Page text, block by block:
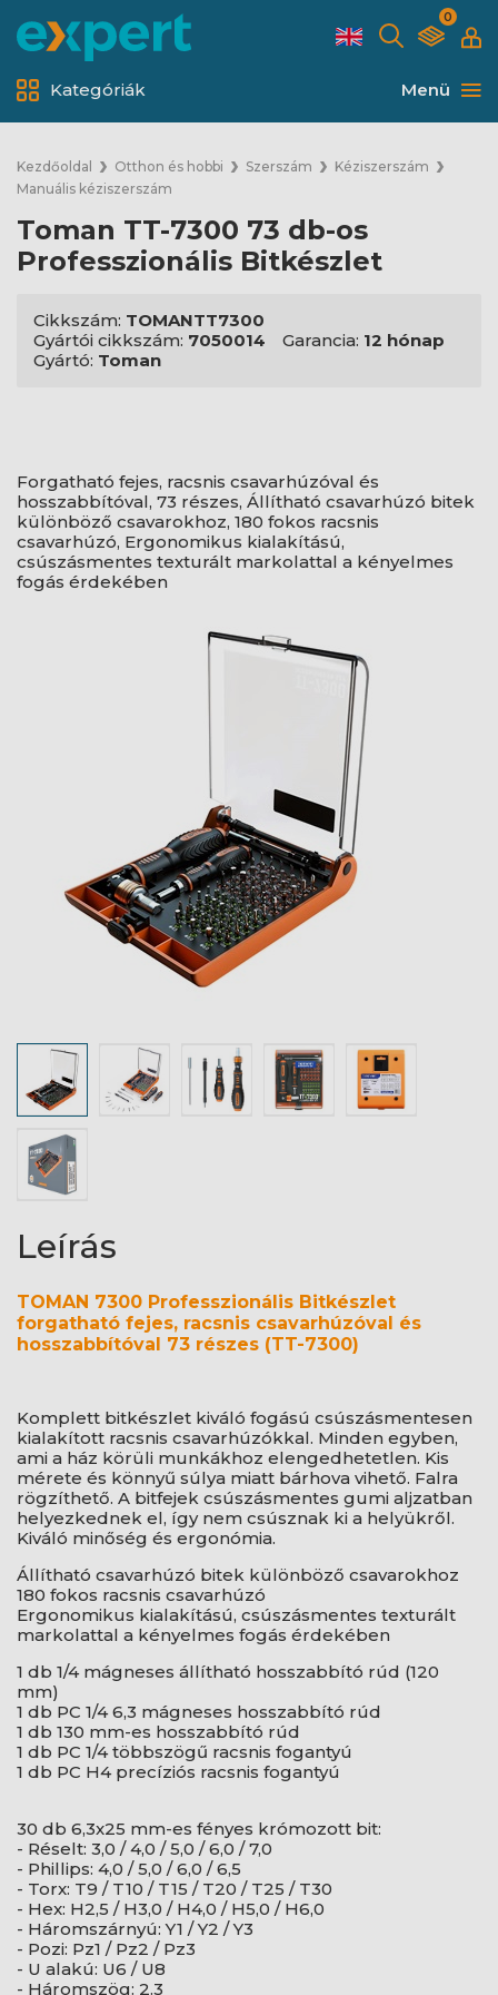
0
Menü
Kategóriák
Kezdőoldal Otthon és hobbi Szerszám
Kéziszerszám
Manuális kéziszerszám
Toman TT-7300 73 db-os
Professzionális Bitkészlet
Cikkszám: TOMANTT7300
Gyártói cikkszám: 7050014 Garancia: 12 hónap
Gyártó: Toman
Forgatható fejes, racsnis csavarhúzóval és
hosszabbítóval, 73 részes, Állítható csavarhúzó bitek
különböző csavarokhoz, 180 fokos racsnis
csavarhúzó, Ergonomikus kialakítású,
csúszásmentes texturált markolattal a kényelmes
fogás érdekében
Leírás
TOMAN 7300 Professzionális Bitkészlet
forgatható fejes, racsnis csavarhúzóval és
hosszabbítóval 73 részes (TT-7300)
Komplett bitkészlet kiváló fogású csúszásmentesen
kialakított racsnis csavarhúzókkal. Minden egyben,
ami a ház körüli munkákhoz elengedhetetlen. Kis
mérete és könnyű súlya miatt bárhova vihető. Falra
rögzíthető. A bitfejek csúszásmentes gumi aljzatban
helyezkednek el, így nem csúsznak ki a helyükről.
Kiváló minőség és ergonómia.
Állítható csavarhúzó bitek különböző csavarokhoz
180 fokos racsnis csavarhúzó
Ergonomikus kialakítású, csúszásmentes texturált
markolattal a kényelmes fogás érdekében
1 db 1/4 mágneses állítható hosszabbító rúd (120
mm)
1 db PC 1/4 6,3 mágneses hosszabbító rúd
1 db 130 mm-es hosszabbító rúd
1 db PC 1/4 többszögű racsnis fogantyú
1 db PC H4 precíziós racsnis fogantyú
30 db 6,3x25 mm-es fényes krómozott bit:
- Réselt: 3,0 / 4,0 / 5,0 / 6,0 / 7,0
- Phillips: 4,0 / 5,0 / 6,0 / 6,5
- Torx: T9 / T10 / T15 / T20 / T25 / T30
- Hex: H2,5 / H3,0 / H4,0 / H5,0 / H6,0
- Háromszárnyú: Y1 / Y2 / Y3
- Pozi: Pz1 / Pz2 / Pz3
- U alakú: U6 / U8
- Háromszög: 2.3